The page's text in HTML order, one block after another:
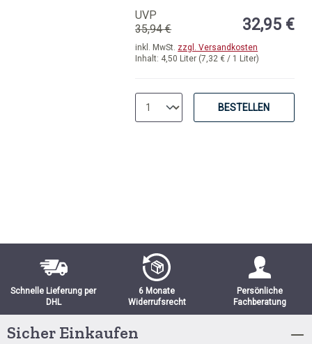
Inhalt: 4,50 Liter (7,32 € / 1 Liter)
inkl. MwSt. zzgl. Versandkosten
UVP
35,94 €
32,95 €
BESTELLEN
Schnelle Lieferung per
DHL
6 Monate
Widerrufsrecht
Persönliche
Fachberatung
Sicher Einkaufen